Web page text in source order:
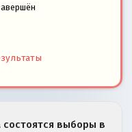
состоятся выборы в